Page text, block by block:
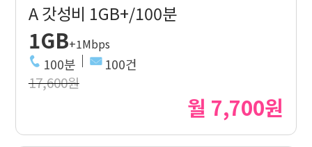
A 갓성비 1GB+/100분
1GB+1Mbps
100분 100건
17,600원
월 7,700원